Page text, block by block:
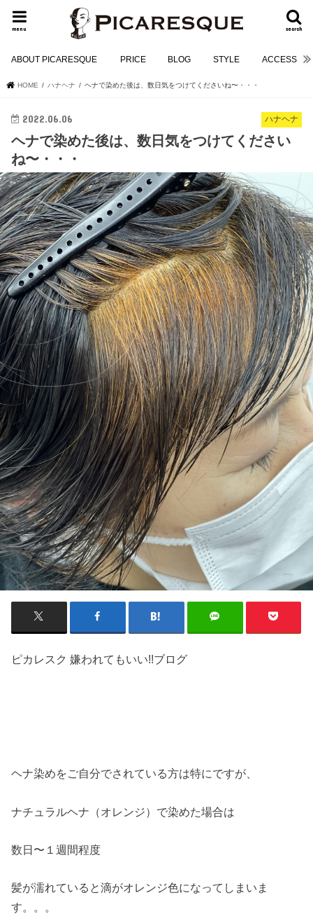
search
menu
ABOUT PICARESQUE PRICE BLOG STYLE ACCESS
HOME ハナヘナ ヘナで染めた後は、数日気をつけてくださいね〜・・・
ハナヘナ
2022.06.06
ヘナで染めた後は、数日気をつけてください
ね〜・・・
ピカレスク 嫌われてもいい!!ブログ
ヘナ染めをご自分でされている方は特にですが、
ナチュラルヘナ（オレンジ）で染めた場合は
数日〜１週間程度
髪が濡れていると滴がオレンジ色になってしまいま
す。。。